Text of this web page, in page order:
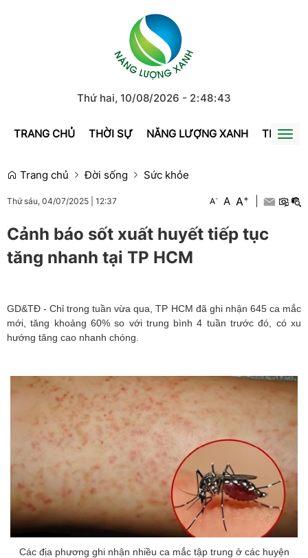
Thứ hai, 10/08/2026 - 2:48:43
TRANG CHỦ THỜI SỰ NĂNG LƯỢNG XANH TRÁI
Trang chủ
Đời sống Sức khỏe
Thứ sáu, 04/07/2025 12:37 A- A A+
Cảnh báo sốt xuất huyết tiếp tục
tăng nhanh tại TP HCM
GD&TĐ - Chỉ trong tuần vừa qua, TP HCM đã ghi nhận 645 ca mắc
mới, tăng khoảng 60% so với trung bình 4 tuần trước đó, có xu
hướng tăng cao nhanh chóng.
Các địa phương ghi nhận nhiều ca mắc tập trung ở các huyện